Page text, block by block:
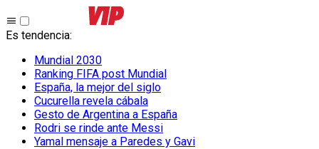
Es tendencia:
Mundial 2030
Ranking FIFA post Mundial
España, la mejor del siglo
Cucurella revela cábala
Gesto de Argentina a España
Rodri se rinde ante Messi
Yamal mensaje a Paredes y Gavi